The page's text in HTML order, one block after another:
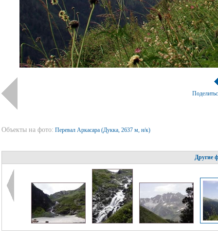
Объекты на фото: Перевал Аркасара (Дукка, 2637 м, н/к)
Другие